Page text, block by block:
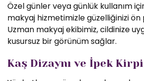
Özel günler veya günlük kullanım
makyaj hizmetimizle güzelliğinizi ön
Uzman makyaj ekibimiz, cildinize
kusursuz bir görünüm sağlar.
Kaş Dizaynı ve İpek